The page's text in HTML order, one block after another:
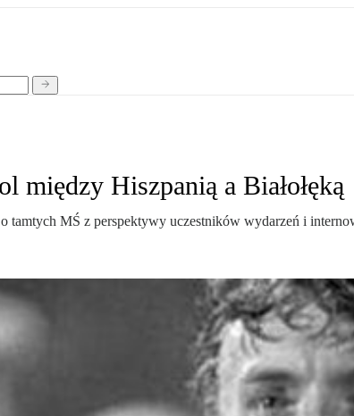
między Hiszpanią a Białołęką
tamtych MŚ z perspektywy uczestników wydarzeń i